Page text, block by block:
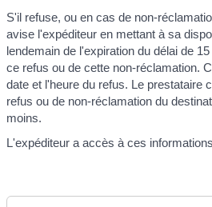
S'il refuse, ou en cas de non-
avise l'expéditeur en mettant à sa
lendemain de l'expiration du délai de
ce refus ou de cette non-réclamation.
date et l'heure du refus. Le prestataire
refus ou de non-réclamation du
moins.
L'expéditeur a accès à ces